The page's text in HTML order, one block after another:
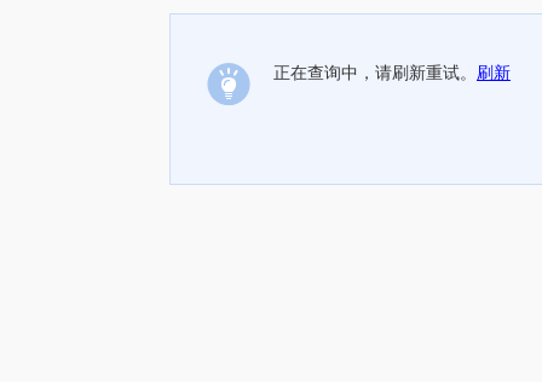
正在查询中，请刷新重试。 刷新